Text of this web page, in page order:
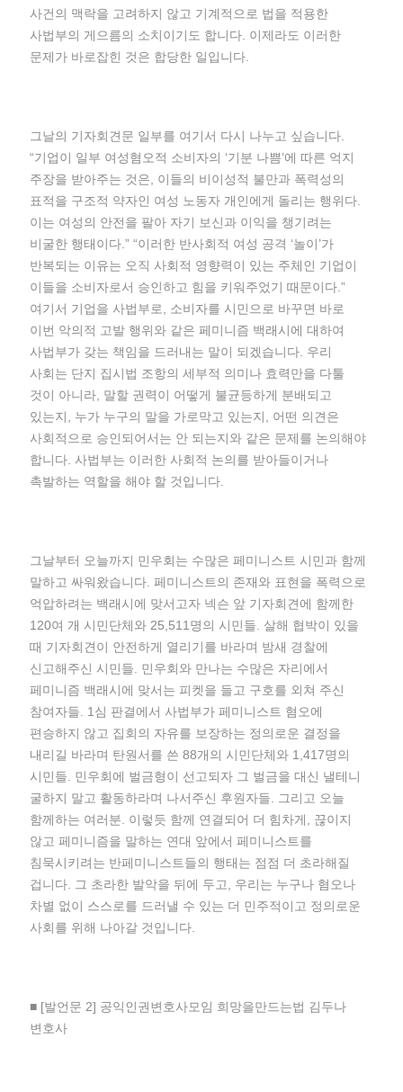
사건의 맥락을 고려하지 않고 기계적으로 법을 적용한
사법부의 게으름의 소치이기도 합니다. 이제라도 이러한
문제가 바로잡힌 것은 합당한 일입니다.
그날의 기자회견문 일부를 여기서 다시 나누고 싶습니다.
“기업이 일부 여성혐오적 소비자의 ‘기분 나쁨’에 따른 억지
주장을 받아주는 것은, 이들의 비이성적 불만과 폭력성의
표적을 구조적 약자인 여성 노동자 개인에게 돌리는 행위다.
이는 여성의 안전을 팔아 자기 보신과 이익을 챙기려는
비굴한 행태이다.” “이러한 반사회적 여성 공격 ‘놀이’가
반복되는 이유는 오직 사회적 영향력이 있는 주체인 기업이
이들을 소비자로서 승인하고 힘을 키워주었기 때문이다.”
여기서 기업을 사법부로, 소비자를 시민으로 바꾸면 바로
이번 악의적 고발 행위와 같은 페미니즘 백래시에 대하여
사법부가 갖는 책임을 드러내는 말이 되겠습니다. 우리
사회는 단지 집시법 조항의 세부적 의미나 효력만을 다툴
것이 아니라, 말할 권력이 어떻게 불균등하게 분배되고
있는지, 누가 누구의 말을 가로막고 있는지, 어떤 의견은
사회적으로 승인되어서는 안 되는지와 같은 문제를 논의해야
합니다. 사법부는 이러한 사회적 논의를 받아들이거나
촉발하는 역할을 해야 할 것입니다.
그날부터 오늘까지 민우회는 수많은 페미니스트 시민과 함께
말하고 싸워왔습니다. 페미니스트의 존재와 표현을 폭력으로
억압하려는 백래시에 맞서고자 넥슨 앞 기자회견에 함께한
120여 개 시민단체와 25,511명의 시민들. 살해 협박이 있을
때 기자회견이 안전하게 열리기를 바라며 밤새 경찰에
신고해주신 시민들. 민우회와 만나는 수많은 자리에서
페미니즘 백래시에 맞서는 피켓을 들고 구호를 외쳐 주신
참여자들. 1심 판결에서 사법부가 페미니스트 혐오에
편승하지 않고 집회의 자유를 보장하는 정의로운 결정을
내리길 바라며 탄원서를 쓴 88개의 시민단체와 1,417명의
시민들. 민우회에 벌금형이 선고되자 그 벌금을 대신 낼테니
굴하지 말고 활동하라며 나서주신 후원자들. 그리고 오늘
함께하는 여러분. 이렇듯 함께 연결되어 더 힘차게, 끊이지
않고 페미니즘을 말하는 연대 앞에서 페미니스트를
침묵시키려는 반페미니스트들의 행태는 점점 더 초라해질
겁니다. 그 초라한 발악을 뒤에 두고, 우리는 누구나 혐오나
차별 없이 스스로를 드러낼 수 있는 더 민주적이고 정의로운
사회를 위해 나아갈 것입니다.
■ [발언문 2] 공익인권변호사모임 희망을만드는법 김두나
변호사